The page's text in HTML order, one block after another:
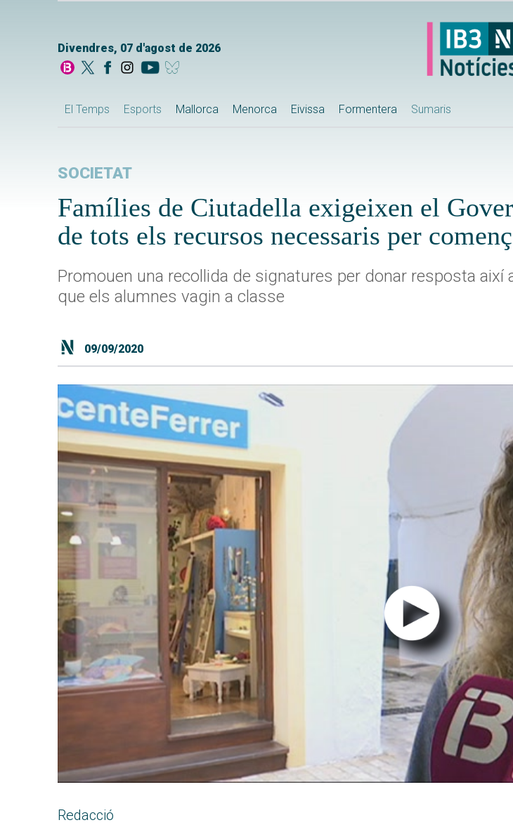
Divendres, 07 d'agost de 2026
El Temps Esports Mallorca Menorca Eivissa Formentera Sumaris
SOCIETAT
Famílies de Ciutadella exigeixen el
de tots els recursos necessaris per
Promouen una recollida de signatures per donar resposta
que els alumnes vagin a classe
09/09/2020
Redacció